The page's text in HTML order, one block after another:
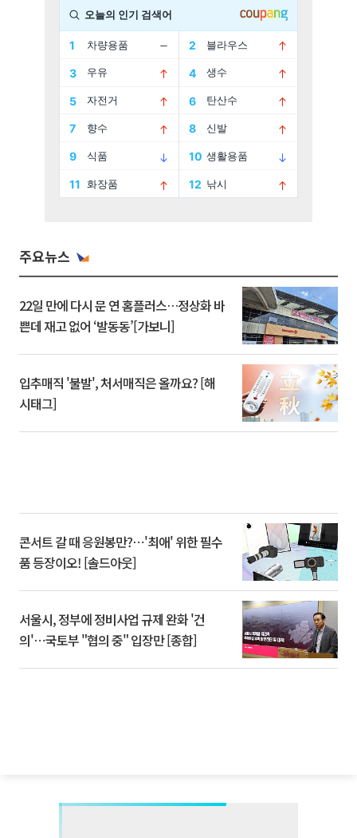
주요뉴스
22일 만에 다시 문 연 홈플러스…정상화 바
쁜데 재고 없어 ‘발동동’[가보니]
입추매직 '불발', 처서매직은 올까요? [해
시태그]
콘서트 갈 때 응원봉만?⋯'최애' 위한 필수
품 등장이오! [솔드아웃]
서울시, 정부에 정비사업 규제 완화 '건
의'⋯국토부 "협의 중" 입장만 [종합]